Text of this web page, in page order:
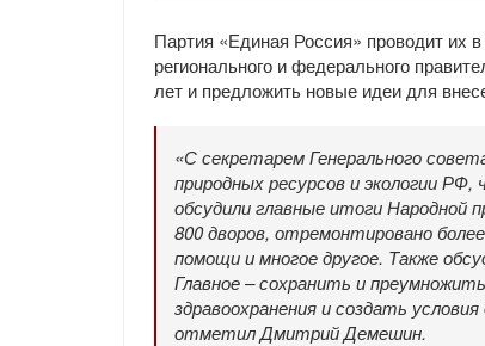
Партия «Единая Россия» проводит их
регионального и федерального
лет и предложить новые идеи для
«С секретарем Генерального
природных ресурсов и экологии
обсудили главные итоги Народной
800 дворов, отремонтировано
помощи и многое другое. Также
Главное – сохранить и
здравоохранения и создать
отметил Дмитрий Демешин.